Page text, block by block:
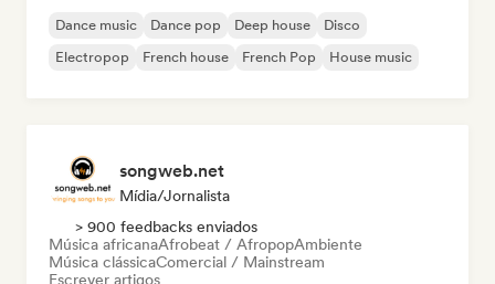
Dance music Dance pop Deep house
Disco
Electropop
French house French Pop House music
songweb.net
Mídia/Jornalista
> 900 feedbacks enviados
Música africanaAfrobeat / AfropopAmbiente
Música clássicaComercial / Mainstream
Escrever artigos